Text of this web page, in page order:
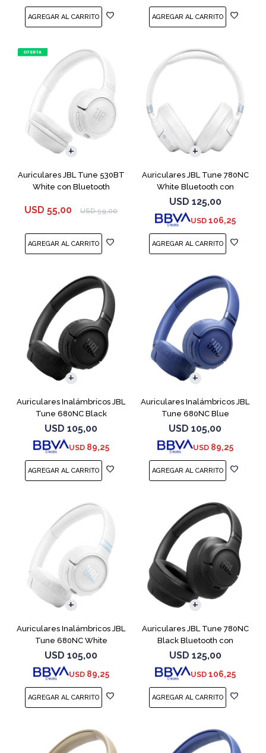
Auriculares JBL Tune 530BT
White con Bluetooth
USD 55,00 USD 59,00
Auriculares JBL Tune 780NC
White Bluetooth con
Micrófono
USD 125,00
USD 106,25
Auriculares Inalámbricos JBL
Tune 680NC Black
USD 105,00
USD 89,25
Auriculares Inalámbricos JBL
Tune 680NC Blue
USD 105,00
USD 89,25
Auriculares Inalámbricos JBL
Tune 680NC White
USD 105,00
USD 89,25
Auriculares JBL Tune 780NC
Black Bluetooth con
Micrófono
USD 125,00
USD 106,25